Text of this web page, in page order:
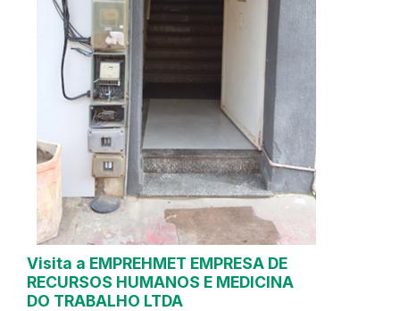
Visita a EMPREHMET EMPRESA DE
RECURSOS HUMANOS E MEDICINA
DO TRABALHO LTDA